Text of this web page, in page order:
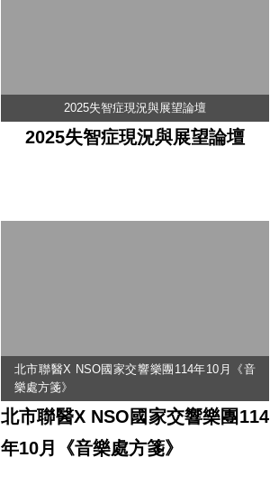
2025失智症現況與展望論壇
2025失智症現況與展望論壇
北市聯醫X NSO國家交響樂團114年10月《音
樂處方箋》
北市聯醫X NSO國家交響樂團114
年10月《音樂處方箋》